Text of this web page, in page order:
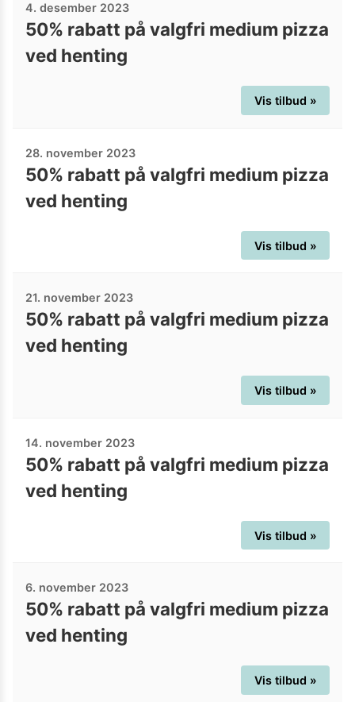
4. desember 2023
50% rabatt på valgfri medium pizza
ved henting
Vis tilbud »
28. november 2023
50% rabatt på valgfri medium pizza
ved henting
Vis tilbud »
21. november 2023
50% rabatt på valgfri medium pizza
ved henting
Vis tilbud »
14. november 2023
50% rabatt på valgfri medium pizza
ved henting
Vis tilbud »
6. november 2023
50% rabatt på valgfri medium pizza
ved henting
Vis tilbud »